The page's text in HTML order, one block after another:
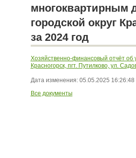
многоквартирным
городской округ
за 2024 год
Хозяйственно-финансовый отчёт об
Красногорск, пгт. Путилково, ул.
Дата изменения: 05.05.2025 16:26:48
Все документы